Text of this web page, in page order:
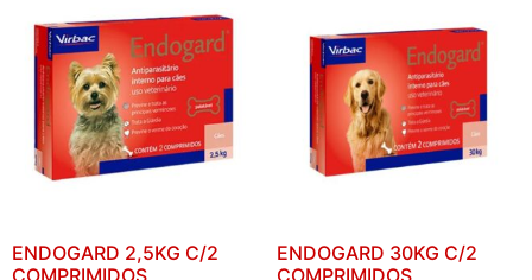
ENDOGARD 2,5KG C/2
COMPRIMIDOS
ENDOGARD 30KG C/2
COMPRIMIDOS